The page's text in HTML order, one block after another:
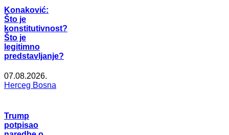
Konaković:
Što je
konstitutivnost?
Što je
legitimno
predstavljanje?
07.08.2026.
Herceg Bosna
Trump
potpisao